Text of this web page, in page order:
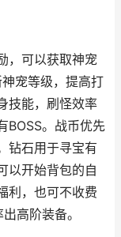
，可以获取神宠
宠等级，提高打
技能，刷怪效率
BOSS。战币优先
钻石用于寻宝有
以开始背包的自
利，也可不收费
高阶装备。